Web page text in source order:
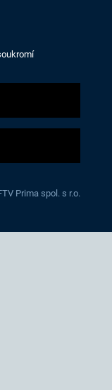
Prima spol. s r.o.